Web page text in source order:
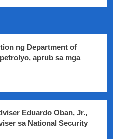
ng Department of
aprub sa mga
Eduardo Oban, Jr.,
sa National Security